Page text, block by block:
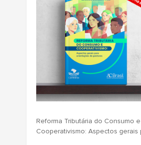
Reforma Tributária do Consumo e
Cooperativismo: Aspectos gerais